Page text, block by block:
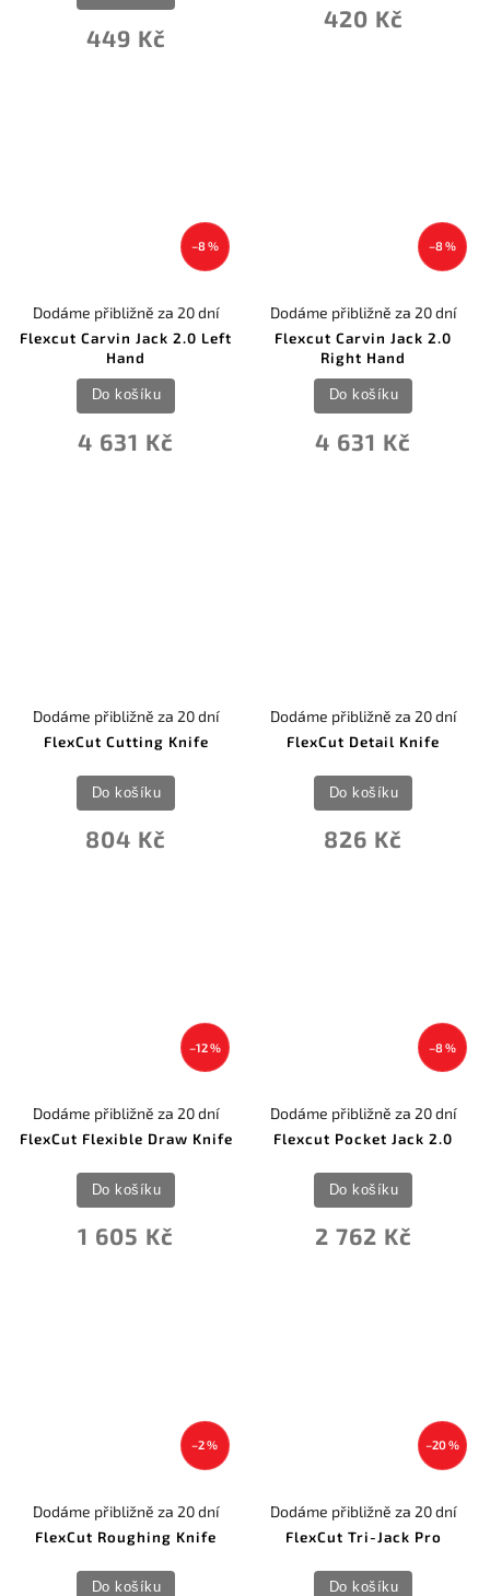
449 Kč
420 Kč
–8 %
Flexcut Carvin Jack 2.0 Left
Hand
Dodáme přibližně za 20 dní
4 631 Kč
Do košíku
–8 %
Flexcut Carvin Jack 2.0
Right Hand
Dodáme přibližně za 20 dní
4 631 Kč
Do košíku
FlexCut Cutting Knife
Dodáme přibližně za 20 dní
804 Kč
Do košíku
FlexCut Detail Knife
Dodáme přibližně za 20 dní
826 Kč
Do košíku
–12 %
FlexCut Flexible Draw Knife
Dodáme přibližně za 20 dní
1 605 Kč
Do košíku
–8 %
Flexcut Pocket Jack 2.0
Dodáme přibližně za 20 dní
2 762 Kč
Do košíku
–2 %
FlexCut Roughing Knife
Dodáme přibližně za 20 dní
Do košíku
–20 %
FlexCut Tri-Jack Pro
Dodáme přibližně za 20 dní
Do košíku